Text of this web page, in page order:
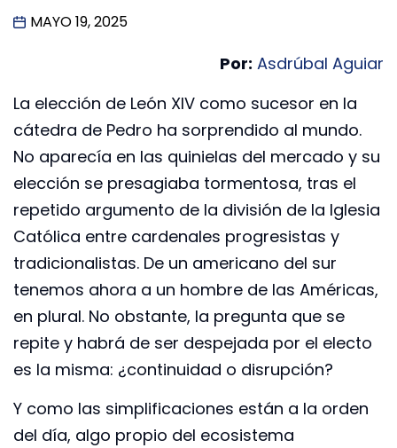
MAYO 19, 2025
Por: Asdrúbal Aguiar
La elección de León XIV como sucesor en la
cátedra de Pedro ha sorprendido al mundo.
No aparecía en las quinielas del mercado y su
elección se presagiaba tormentosa, tras el
repetido argumento de la división de la Iglesia
Católica entre cardenales progresistas y
tradicionalistas. De un americano del sur
tenemos ahora a un hombre de las Américas,
en plural. No obstante, la pregunta que se
repite y habrá de ser despejada por el electo
es la misma: ¿continuidad o disrupción?
Y como las simplificaciones están a la orden
del día, algo propio del ecosistema